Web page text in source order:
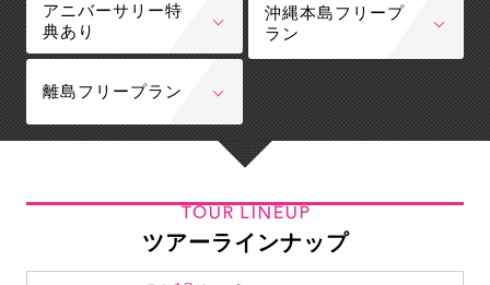
アニバーサリー特
典あり
沖縄本島フリープ
ラン
離島フリープラン
TOUR LINEUP
ツアーラインナップ